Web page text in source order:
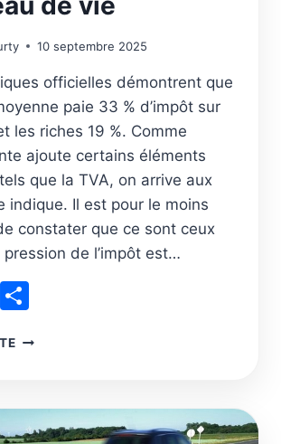
10 septembre 2025
officielles démontrent que
paie 33 % d’impôt sur
les riches 19 %. Comme
ajoute certains éléments
que la TVA, on arrive aux
indique. Il est pour le moins
constater que ce sont ceux
pression de l’impôt est…
LinkedIn
L’IMPÔT
SUR
LE